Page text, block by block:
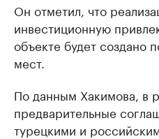
Он отметил, что
инвестиционную
объекте будет создано
мест.
По данным Хакимова, в
предварительные
турецкими и